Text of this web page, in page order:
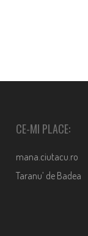
CE-MI PLACE:
mana.ciutacu.ro
Taranu’ de Badea